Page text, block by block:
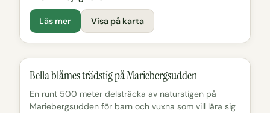
Läs mer Visa på karta
Bella blåmes trädstig på Mariebergsudden
En runt 500 meter delsträcka av naturstigen på
Mariebergsudden för barn och vuxna som vill lära sig